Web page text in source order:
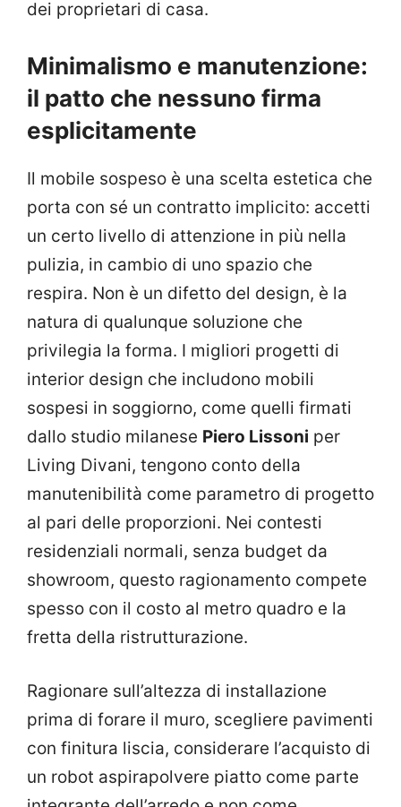
dei proprietari di casa.
Minimalismo e manutenzione:
il patto che nessuno firma
esplicitamente
Il mobile sospeso è una scelta estetica che
porta con sé un contratto implicito: accetti
un certo livello di attenzione in più nella
pulizia, in cambio di uno spazio che
respira. Non è un difetto del design, è la
natura di qualunque soluzione che
privilegia la forma. I migliori progetti di
interior design che includono mobili
sospesi in soggiorno, come quelli firmati
dallo studio milanese Piero Lissoni per
Living Divani, tengono conto della
manutenibilità come parametro di progetto
al pari delle proporzioni. Nei contesti
residenziali normali, senza budget da
showroom, questo ragionamento compete
spesso con il costo al metro quadro e la
fretta della ristrutturazione.
Ragionare sull’altezza di installazione
prima di forare il muro, scegliere pavimenti
con finitura liscia, considerare l’acquisto di
un robot aspirapolvere piatto come parte